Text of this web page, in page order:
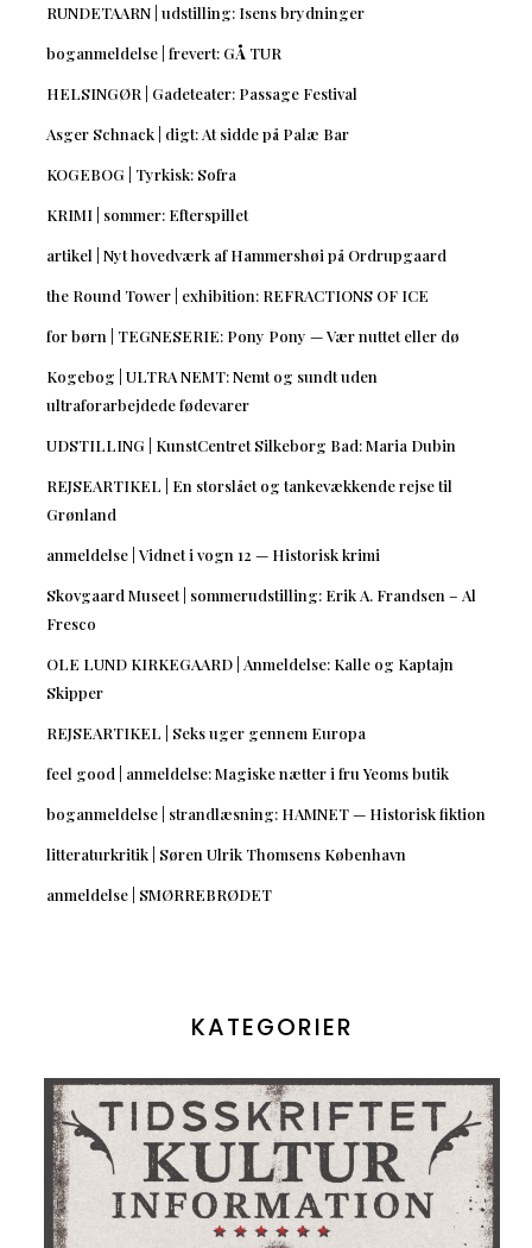
RUNDETAARN | udstilling: Isens brydninger
boganmeldelse | frevert: GÅ TUR
HELSINGØR | Gadeteater: Passage Festival
Asger Schnack | digt: At sidde på Palæ Bar
KOGEBOG | Tyrkisk: Sofra
KRIMI | sommer: Efterspillet
artikel | Nyt hovedværk af Hammershøi på Ordrupgaard
the Round Tower | exhibition: REFRACTIONS OF ICE
for børn | TEGNESERIE: Pony Pony — Vær nuttet eller dø
Kogebog | ULTRA NEMT: Nemt og sundt uden
ultraforarbejdede fødevarer
UDSTILLING | KunstCentret Silkeborg Bad: Maria Dubin
REJSEARTIKEL | En storslået og tankevækkende rejse til
Grønland
anmeldelse | Vidnet i vogn 12 — Historisk krimi
Skovgaard Museet | sommerudstilling: Erik A. Frandsen – Al
Fresco
OLE LUND KIRKEGAARD | Anmeldelse: Kalle og Kaptajn
Skipper
REJSEARTIKEL | Seks uger gennem Europa
feel good | anmeldelse: Magiske nætter i fru Yeoms butik
boganmeldelse | strandlæsning: HAMNET — Historisk fiktion
litteraturkritik | Søren Ulrik Thomsens København
anmeldelse | SMØRREBRØDET
KATEGORIER